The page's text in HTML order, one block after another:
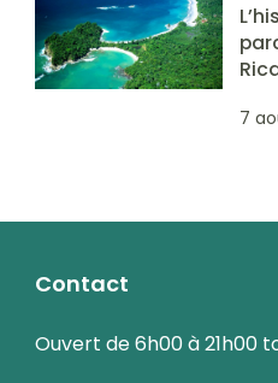
7
Contact
Ouvert de 6h00 à 21h00